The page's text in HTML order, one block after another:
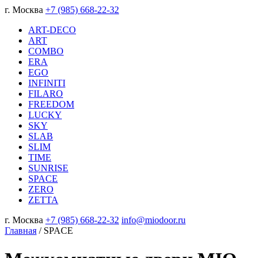
г. Москва +7 (985) 668-22-32
ART-DECO
ART
COMBO
ERA
EGO
INFINITI
FILARO
FREEDOM
LUCKY
SKY
SLAB
SLIM
TIME
SUNRISE
SPACE
ZERO
ZETTA
г. Москва +7 (985) 668-22-32 info@miodoor.ru
Главная / SPACE